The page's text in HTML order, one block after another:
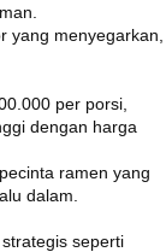
yang menyegarkan,
per porsi,
dengan harga
ramen yang
dalam.
seperti